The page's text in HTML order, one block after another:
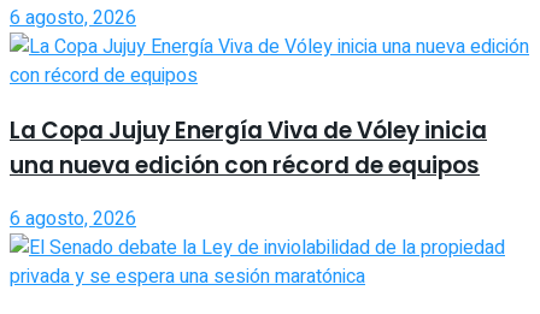
6 agosto, 2026
La Copa Jujuy Energía Viva de Vóley inicia
una nueva edición con récord de equipos
6 agosto, 2026